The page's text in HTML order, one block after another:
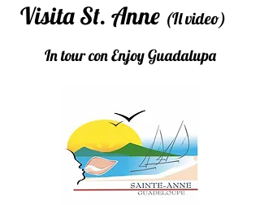
Visita St. Anne (Il video)
In tour con Enjoy Guadalupa